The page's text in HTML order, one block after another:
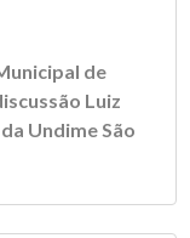
de
Luiz
Undime São